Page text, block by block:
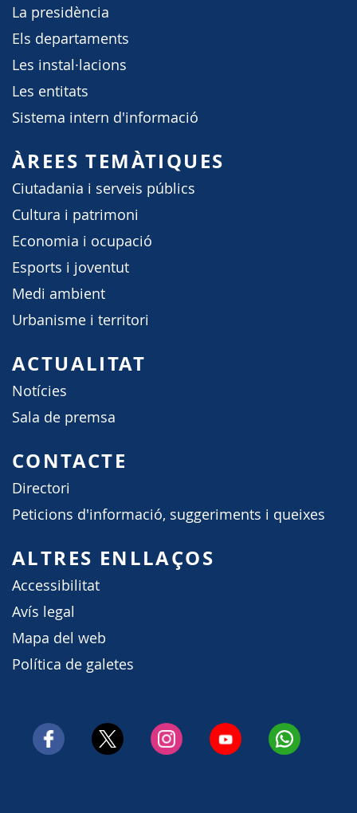
La presidència
Els departaments
Les instal·lacions
Les entitats
Sistema intern d'informació
ÀREES TEMÀTIQUES
Ciutadania i serveis públics
Cultura i patrimoni
Economia i ocupació
Esports i joventut
Medi ambient
Urbanisme i territori
ACTUALITAT
Notícies
Sala de premsa
CONTACTE
Directori
Peticions d'informació, suggeriments i queixes
ALTRES ENLLAÇOS
Accessibilitat
Avís legal
Mapa del web
Política de galetes